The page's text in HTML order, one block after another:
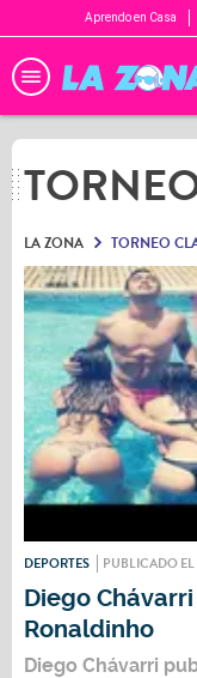
Aprendo en Casa
LA ZONA TORNEO
DEPORTES PUBLICADO
Diego
Ronaldinho
Diego Chávarri